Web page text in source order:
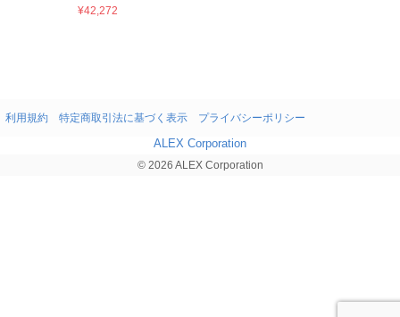
¥42,272
利用規約 特定商取引法に基づく表示 プライバシーポリシー
ALEX Corporation
© 2026 ALEX Corporation